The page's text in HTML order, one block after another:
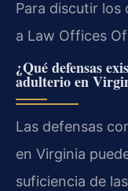
Para discutir los
a Law Offices
¿Qué defensas
adulterio en
Las defensas
en Virginia
suficiencia de